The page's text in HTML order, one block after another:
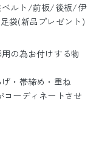
ベルト/前板/後板/伊
袋(新品プレゼント)
の為お付けする物
・帯締め・重ね
ーディネートさせ